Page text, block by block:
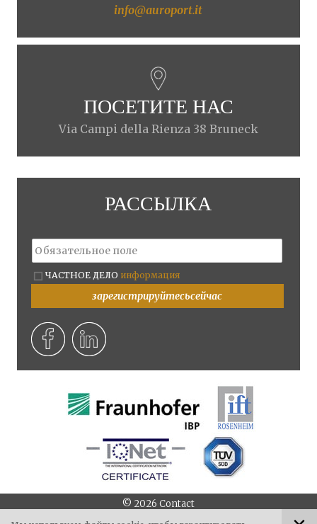
info@auroport.it
ПОСЕТИТЕ НАС
Via Campi della Rienza 38 Bruneck
РАССЫЛКА
ЧАСТНОЕ ДЕЛО информация
зарегистрируйтесьсейчас
© 2026 Contact